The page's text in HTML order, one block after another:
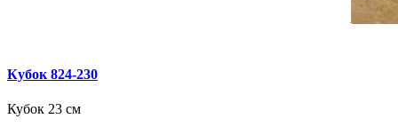
Кубок 824‑230
Кубок 23 см